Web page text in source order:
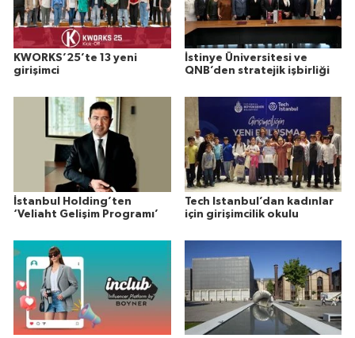
KWORKS’25’te 13 yeni
girişimci
İstinye Üniversitesi ve
QNB’den stratejik işbirliği
İstanbul Holding’ten
‘Veliaht Gelişim Programı’
Tech Istanbul’dan kadınlar
için girişimcilik okulu